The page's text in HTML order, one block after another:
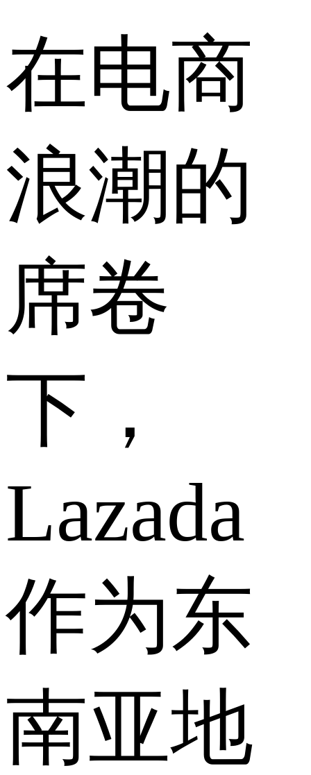
在电商
浪潮的
席卷
下，
Lazada
作为东
南亚地